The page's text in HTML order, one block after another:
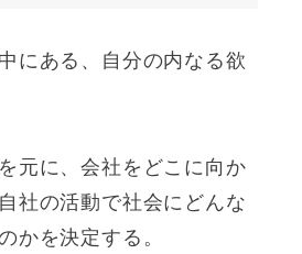
にある、自分の内なる欲
元に、会社をどこに向か
社の活動で社会にどんな
かを決定する。